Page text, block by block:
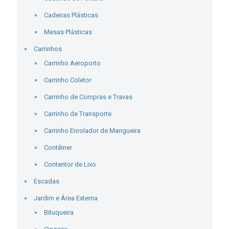
Cadeiras Plásticas
Mesas Plásticas
Carrinhos
Carrinho Aeroporto
Carrinho Coletor
Carrinho de Compras e Travas
Carrinho de Transporte
Carrinho Enrolador de Mangueira
Contêiner
Contentor de Lixo
Escadas
Jardim e Área Externa
Bituqueira